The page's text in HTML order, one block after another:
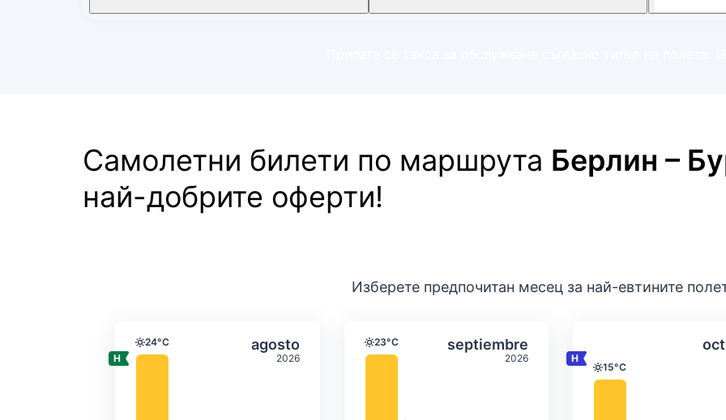
Самолетни билети по маршрута Берлин –
най-добрите оферти!
Изберете предпочитан месец за най-евтините
agosto
2026
Средна месечна температура и валежи
Температура
24°C Избери agosto septiembre
2026
Средна месечна температура и
Температура
23°C Избери septiembreСредна
Температура
15°C